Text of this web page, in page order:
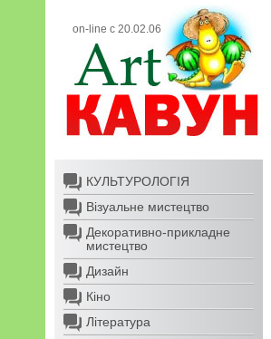
on-line с 20.02.06
КУЛЬТУРОЛОГІЯ
Візуальне мистецтво
Декоративно-прикладне
мистецтво
Дизайн
Кіно
Література